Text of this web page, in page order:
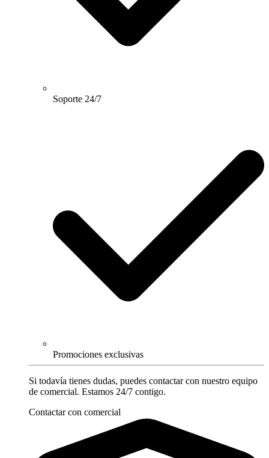
Soporte 24/7
Promociones exclusivas
Si todavía tienes dudas, puedes contactar con nuestro equipo
de comercial. Estamos 24/7 contigo.
Contactar con comercial